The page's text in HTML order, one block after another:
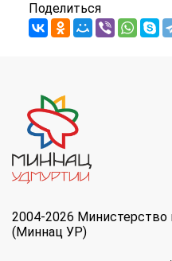
Поделиться
2004-2026 Министерство
(Миннац УР)